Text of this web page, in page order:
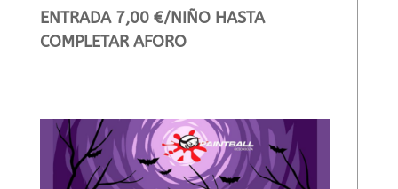
ENTRADA 7,00 €/NIÑO HASTA
COMPLETAR AFORO